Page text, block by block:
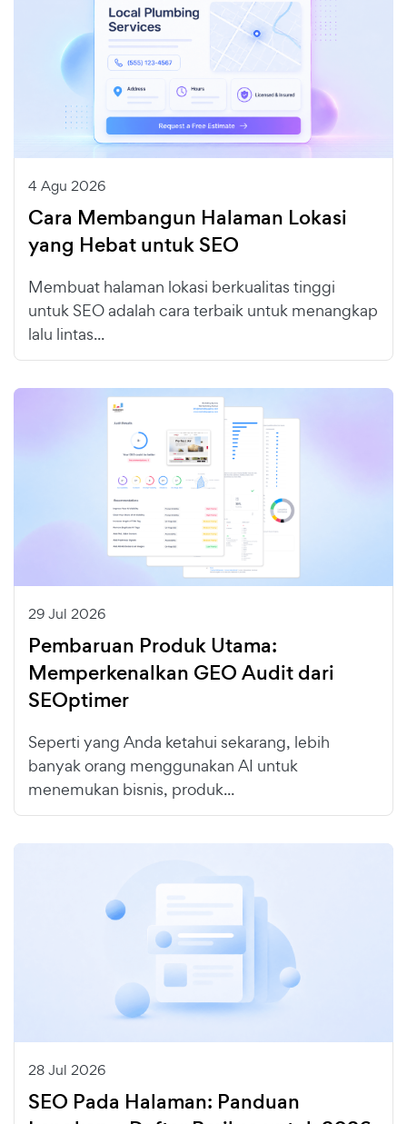
4 Agu 2026
Cara Membangun Halaman Lokasi
yang Hebat untuk SEO
Membuat halaman lokasi berkualitas tinggi
untuk SEO adalah cara terbaik untuk menangkap
lalu lintas...
29 Jul 2026
Pembaruan Produk Utama:
Memperkenalkan GEO Audit dari
SEOptimer
Seperti yang Anda ketahui sekarang, lebih
banyak orang menggunakan AI untuk
menemukan bisnis, produk...
28 Jul 2026
SEO Pada Halaman: Panduan